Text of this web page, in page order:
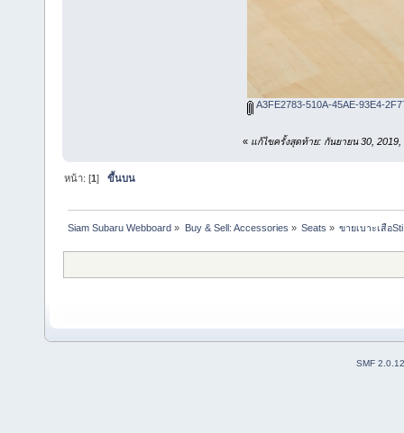
A3FE2783-510A-45AE-93E4-
« แก้ไขครั้งสุดท้าย: กันยายน 30,
หน้า: [1]ขึ้นบน
Siam Subaru Webboard » Buy & Sell: Accessories » Seats » ขายเบาะเสือSti
SMF 2.0.12